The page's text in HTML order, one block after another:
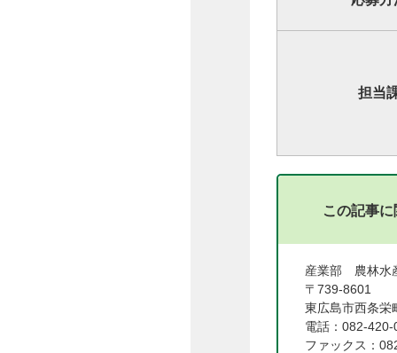
担当
この記事
産業部 農林水
〒739-8601
東広島市西条栄
電話：082-420-
ファックス：